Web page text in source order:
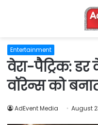
Entertainment
वेरा-पैट्रिक: डर
वॉरेन्स को
AdEvent Media August